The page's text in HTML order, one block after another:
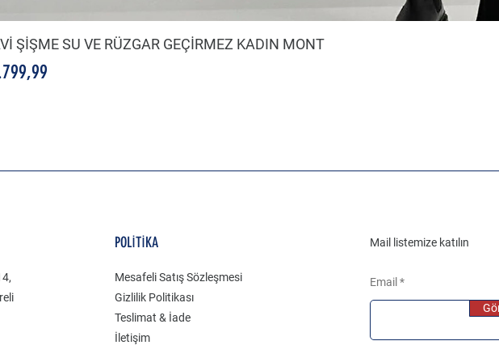
ŞİŞME SU VE RÜZGAR GEÇİRMEZ KADIN MONT
POLİTİKA
Mesafeli Satış Sözleşmesi
Gizlilik Politikası
Teslimat & İade
İletişim
Mail listemize katılın
Email